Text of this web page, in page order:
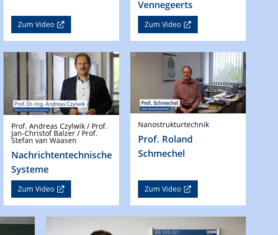
Zum Video
Vennegeerts
Zum Video
Prof. Andreas Czylwik / Prof.
Jan-Christof Balzer / Prof.
Stefan van Waasen
Nachrichtentechnische
Systeme
Zum Video
Nanostrukturtechnik
Prof. Roland
Schmechel
Zum Video